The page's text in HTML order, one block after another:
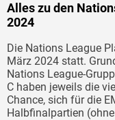
Alles zu den
2024
Die Nations League
März 2024 statt.
Nations League-
C haben jeweils die
Chance, sich für die
Halbfinalpartien